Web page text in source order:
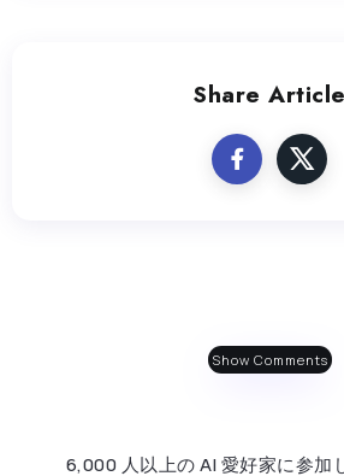
Share Article
Show Comments
6,000 人以上の AI 愛好家に参加